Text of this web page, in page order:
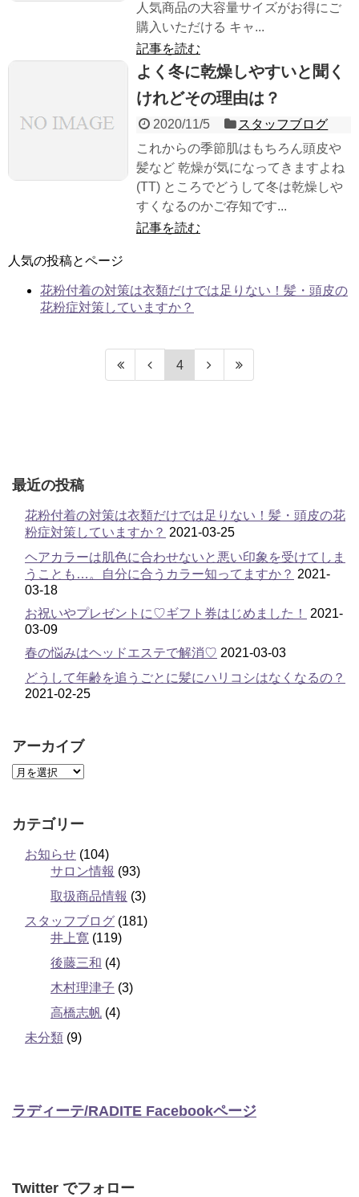
人気商品の大容量サイズがお得にご
購入いただける キャ...
記事を読む
よく冬に乾燥しやすいと聞く
けれどその理由は？
2020/11/5
スタッフブログ
これからの季節肌はもちろん頭皮や
髪など 乾燥が気になってきますよね
(TT) ところでどうして冬は乾燥しや
すくなるのかご存知です...
記事を読む
人気の投稿とページ
花粉付着の対策は衣類だけでは足りない！髪・頭皮の
花粉症対策していますか？
4
最近の投稿
花粉付着の対策は衣類だけでは足りない！髪・頭皮の花
粉症対策していますか？ 2021-03-25
ヘアカラーは肌色に合わせないと悪い印象を受けてしま
うことも…。自分に合うカラー知ってますか？ 2021-
03-18
お祝いやプレゼントに♡ギフト券はじめました！
2021-
03-09
春の悩みはヘッドエステで解消♡ 2021-03-03
どうして年齢を追うごとに髪にハリコシはなくなるの？
2021-02-25
アーカイブ
カテゴリー
お知らせ (104)
サロン情報 (93)
取扱商品情報 (3)
スタッフブログ (181)
井上寛 (119)
後藤三和 (4)
木村理津子 (3)
高橋志帆 (4)
未分類 (9)
ラディーテ/RADITE Facebookページ
Twitter でフォロー